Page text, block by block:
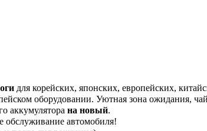
для корейских, японских, европейских,
оборудовании. Уютная зона ожидания,
аккумулятора на новый.
обслуживание автомобиля!